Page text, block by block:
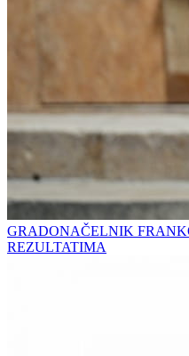
GRADONAČELNIK
REZULTATIMA